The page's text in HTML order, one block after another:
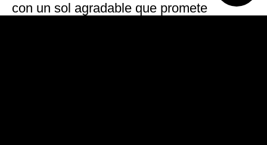
con un sol agradable que promete